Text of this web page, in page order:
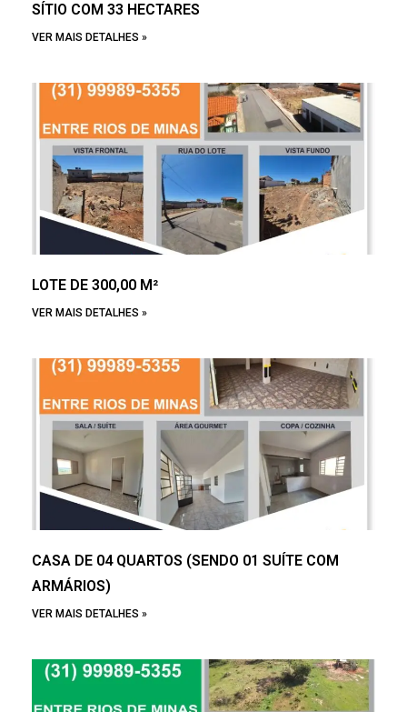
SÍTIO COM 33 HECTARES
VER MAIS DETALHES »
LOTE DE 300,00 M²
VER MAIS DETALHES »
CASA DE 04 QUARTOS (SENDO 01 SUÍTE COM
ARMÁRIOS)
VER MAIS DETALHES »